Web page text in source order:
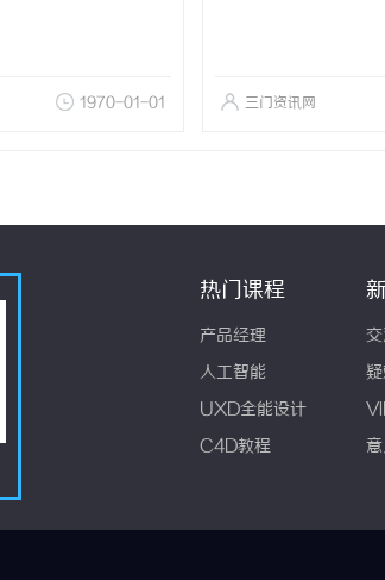
1970-01-01 三门资讯网
热门课程
产品经理
人工智能
UXD全能设计
C4D教程